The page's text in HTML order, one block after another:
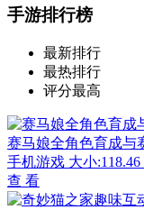
手游排行榜
最新排行
最热排行
评分最高
赛马娘全角色育成与
手机游戏 大小
查 看